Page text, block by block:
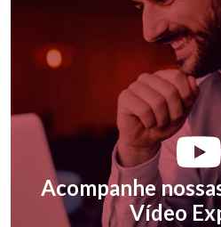
Acompanhe
Vídeo